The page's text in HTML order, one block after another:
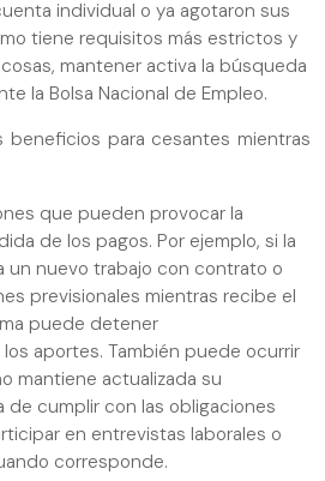
individual o ya agotaron sus
tiene requisitos más estrictos y
mantener activa la búsqueda
la Bolsa Nacional de Empleo.
beneficios para cesantes mientras
que pueden provocar la
de los pagos. Por ejemplo, si la
un nuevo trabajo con contrato o
previsionales mientras recibe el
puede detener
aportes. También puede ocurrir
mantiene actualizada su
de cumplir con las obligaciones
en entrevistas laborales o
corresponde.